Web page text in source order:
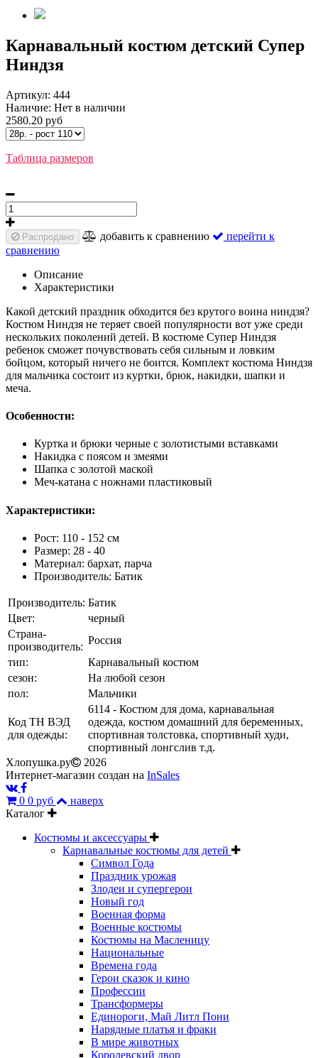
Карнавальный костюм детский Супер
Ниндзя
Артикул: 444
Наличие: Нет в наличии
2580.20 руб
Таблица размеров
Распродано добавить к сравнению
перейти к
сравнению
Описание
Характеристики
Какой детский праздник обходится без крутого воина ниндзя?
Костюм Ниндзя не теряет своей популярности вот уже среди
нескольких поколений детей. В костюме Супер Ниндзя
ребенок сможет почувствовать себя сильным и ловким
бойцом, который ничего не боится. Комплект костюма Ниндзя
для мальчика состоит из куртки, брюк, накидки, шапки и
меча.
Особенности:
Куртка и брюки черные с золотистыми вставками
Накидка с поясом и змеями
Шапка с золотой маской
Меч-катана с ножнами пластиковый
Характеристики:
Рост: 110 - 152 см
Размер: 28 - 40
Материал: бархат, парча
Производитель: Батик
Производитель: Батик
Цвет:
черный
Страна-
производитель:
Россия
тип:
Карнавальный костюм
сезон:
На любой сезон
пол:
Мальчики
Код ТН ВЭД
для одежды:
6114 - Костюм для дома, карнавальная
одежда, костюм домашний для беременных,
спортивная толстовка, спортивный худи,
спортивный лонгслив т.д.
Хлопушка.ру
2026
Интернет-магазин создан на InSales
0 0 руб
наверх
Каталог
Костюмы и аксессуары
Карнавальные костюмы для детей
Символ Года
Праздник урожая
Злодеи и супергерои
Новый год
Военная форма
Военные костюмы
Костюмы на Масленицу
Национальные
Времена года
Герои сказок и кино
Профессии
Трансформеры
Единороги, Май Литл Пони
Нарядные платья и фраки
В мире животных
Королевский двор